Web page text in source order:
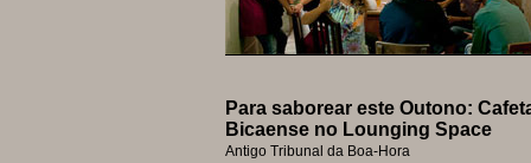
Para saborear este Outono:
Bicaense no Lounging Space
Antigo Tribunal da Boa-Hora